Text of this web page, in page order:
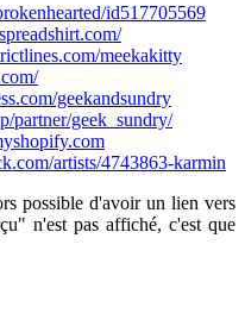
id517705569
meekakitty
geekandsundry
partner/geek_sundry/
artists/4743863-karmin
possible d'avoir un lien vers
n'est pas affiché, c'est que